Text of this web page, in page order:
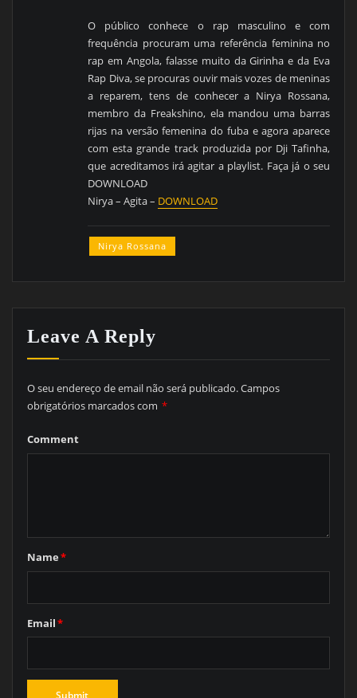
O público conhece o rap masculino e com
frequência procuram uma referência feminina no
rap em Angola, falasse muito da Girinha e da Eva
Rap Diva, se procuras ouvir mais vozes de meninas
a reparem, tens de conhecer a Nirya Rossana,
membro da Freakshino, ela mandou uma barras
rijas na versão femenina do fuba e agora aparece
com esta grande track produzida por Dji Tafinha,
que acreditamos irá agitar a playlist. Faça já o seu
DOWNLOAD
Nirya – Agita – DOWNLOAD
Nirya Rossana
Leave A Reply
O seu endereço de email não será publicado.Campos
obrigatórios marcados com *
Comment
Name*
Email*